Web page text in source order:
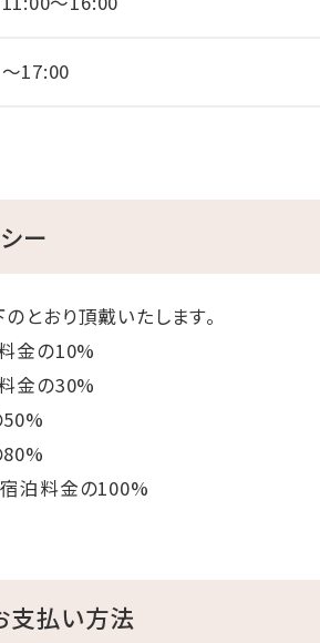
～17:00
ー
とおり頂戴いたします。
金の10%
金の30%
50%
80%
泊料金の100%
支払い方法